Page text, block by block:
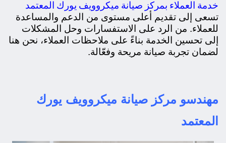
خدمة العملاء بمركز صيانة ميكروويف يورك المعتمد
تسعى إلى تقديم أعلى مستوى من الدعم والمساعدة
للعملاء. من الرد على الاستفسارات وحل المشكلات
إلى تحسين الخدمة بناءً على ملاحظات العملاء، نحن هنا
لضمان تجربة صيانة مريحة وفعّالة.
مهندسو مركز صيانة ميكروويف يورك
المعتمد